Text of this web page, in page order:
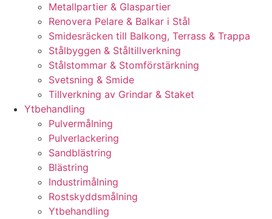
Metallpartier & Glaspartier
Renovera Pelare & Balkar i Stål
Smidesräcken till Balkong, Terrass & Trappa
Stålbyggen & Ståltillverkning
Stålstommar & Stomförstärkning
Svetsning & Smide
Tillverkning av Grindar & Staket
Ytbehandling
Pulvermålning
Pulverlackering
Sandblästring
Blästring
Industrimålning
Rostskyddsmålning
Ytbehandling